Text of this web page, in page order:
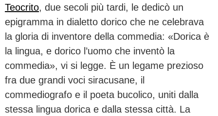
Teocrito, due secoli più tardi, le dedicò un
epigramma in dialetto dorico che ne celebrava
la gloria di inventore della commedia: «Dorica è
la lingua, e dorico l’uomo che inventò la
commedia», vi si legge. È un legame prezioso
fra due grandi voci siracusane, il
commediografo e il poeta bucolico, uniti dalla
stessa lingua dorica e dalla stessa città. La